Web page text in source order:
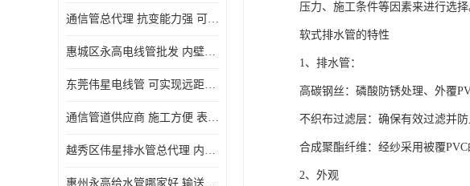
通信管总代理 抗变能力强 可耐强震 扭曲
惠城区永高电线管批发 内壁光滑 抗震性能好
东莞伟星电线管 可实现远距离通信 频率稳定性好
通信管道供应商 施工方便 表面电阻系数大
越秀区伟星排水管总代理 内部表面光滑 大功率 效率高
惠州永高给水管哪家好 输送能力强 方便施工和运输
压力、施工条件等因素来进行选择
软式排水管的特性
1、排水管：
高碳钢丝：磷酸防锈处理、外覆
不织布过滤层：确保有效过滤并防
合成聚酯纤维：经纱采用被覆
2、外观